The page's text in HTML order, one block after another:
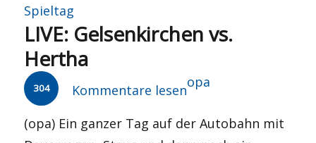
am
Spieltag
LIVE: Gelsenkirchen vs.
Hertha
304 Kommentare lesen
Autor
opa
(opa) Ein ganzer Tag auf der Autobahn mit